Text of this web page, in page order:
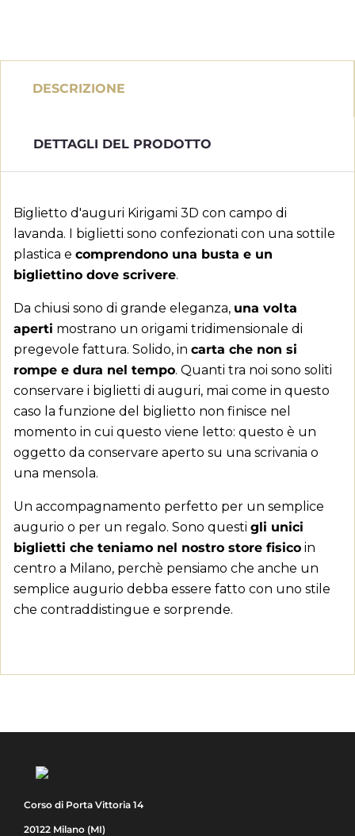
Aggiungi alla lista dei desideri
add_circle_outline
Crea nuova lista
Nome lista dei desideri
Annulla
Devi avere effettuato l'accesso per salvare dei prodotti
dei desideri.
DESCRIZIONE
DETTAGLI DEL PRODOTTO
Biglietto d'auguri Kirigami 3D con campo di
lavanda. I biglietti sono confezionati con una sottile
plastica e comprendono una busta e un
bigliettino dove scrivere.
Da chiusi sono di grande eleganza, una volta
aperti mostrano un origami tridimensionale di
pregevole fattura. Solido, in carta che non si
rompe e dura nel tempo. Quanti tra noi sono soliti
conservare i biglietti di auguri, mai come in questo
caso la funzione del biglietto non finisce nel
momento in cui questo viene letto: questo è un
oggetto da conservare aperto su una scrivania o
una mensola.
Un accompagnamento perfetto per un semplice
augurio o per un regalo. Sono questi gli unici
biglietti che teniamo nel nostro store fisico in
centro a Milano, perchè pensiamo che anche un
semplice augurio debba essere fatto con uno stile
che contraddistingue e sorprende.
Corso di Porta Vittoria 14
20122 Milano (MI)